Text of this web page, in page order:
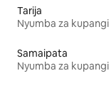
Tarija
Samaipata